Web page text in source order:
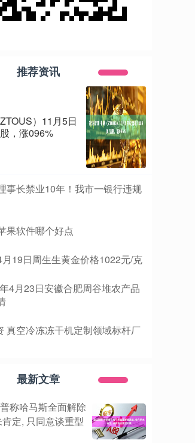
推荐资讯
）11月5日
，涨096%
事长禁业10年！我市一银行违规
果软件哪个好点
19日周生生黄金价格1022元/克
4月23日安徽合肥周谷堆农产品
真空冷冻冻干机定制领域标杆厂
最新文章
称哈马斯全面解除
定, 只同意谈重型